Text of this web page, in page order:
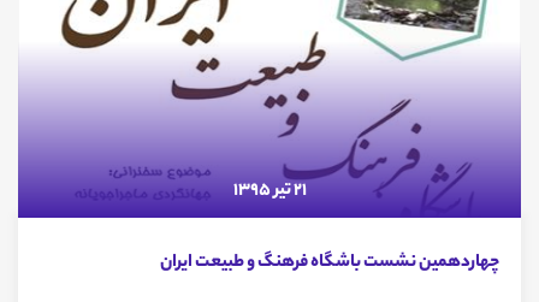
21 تیر 1395
چهاردهمین نشست باشگاه فرهنگ و طبیعت ایران